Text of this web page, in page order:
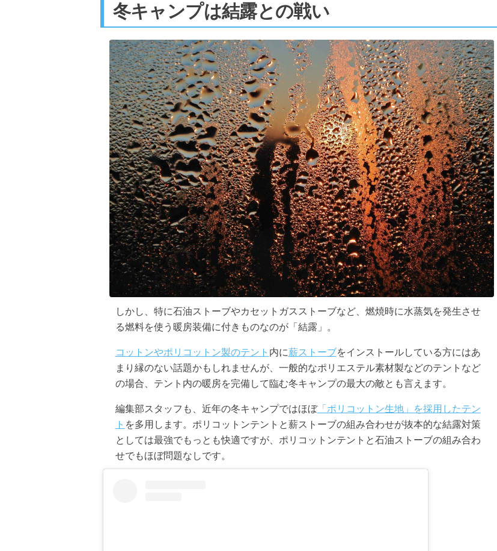
冬キャンプは結露との戦い
しかし、特に石油ストーブやカセットガスストーブなど、燃焼時に水蒸気を発生させ
る燃料を使う暖房装備に付きものなのが「結露」。
コットンやポリコットン製のテント 内に薪ストーブをインストールしている方にはあ
まり縁のない話題かもしれませんが、一般的なポリエステル素材製などのテントなど
の場合、テント内の暖房を完備して臨む冬キャンプの最大の敵とも言えます。
編集部スタッフも、近年の冬キャンプではほぼ「ポリコットン生地」を採用したテン
ト を多用します。ポリコットンテントと薪ストーブの組み合わせが抜本的な結露対策
としては最強でもっとも快適ですが、ポリコットンテントと石油ストーブの組み合わ
せでもほぼ問題なしです。